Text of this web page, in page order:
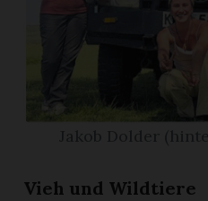
Vieh und Wildtiere